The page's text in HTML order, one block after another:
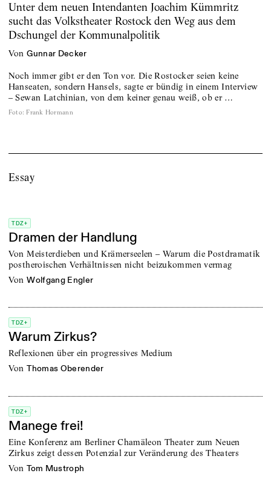
Unter dem neuen Intendanten Joachim Kümmritz
sucht das Volkstheater Rostock den Weg aus dem
Dschungel der Kommunalpolitik
von Gunnar Decker
Noch immer gibt er den Ton vor. Die Rostocker seien keine
Hanseaten, sondern Hansels, sagte er bündig in einem Interview
– Sewan Latchinian, von dem keiner genau weiß, ob er …
Foto: Frank Hormann
Essay
TDZ+
Dramen der Handlung
Von Meisterdieben und Krämerseelen – Warum die Postdramatik
postheroischen Verhältnissen nicht beizukommen vermag
von Wolfgang Engler
TDZ+
Warum Zirkus?
Reflexionen über ein progressives Medium
von Thomas Oberender
TDZ+
Manege frei!
Eine Konferenz am Berliner Chamäleon Theater zum Neuen
Zirkus zeigt dessen Potenzial zur Veränderung des Theaters
von Tom Mustroph